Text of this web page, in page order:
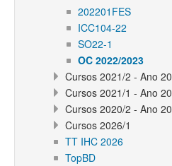
202201FES
ICC104-22
SO22-1
OC 2022/2023
Cursos 2021/2 - Ano
Cursos 2021/1 - Ano
Cursos 2020/2 - Ano
Cursos 2026/1
TT IHC 2026
TopBD